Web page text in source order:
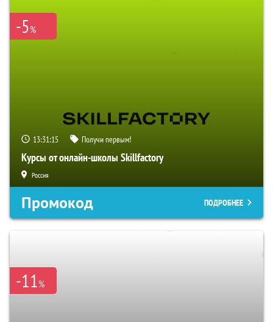
-5%
13:31:14 Получи первым!
Курсы от онлайн-школы Skillfactory
Россия
Промокод ПОДРОБНЕЕ
-11%